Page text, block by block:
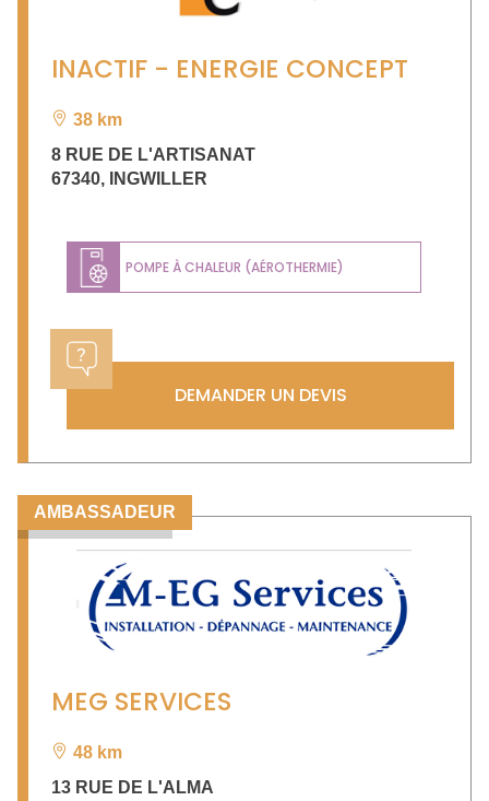
INACTIF - ENERGIE CONCEPT
38 km
8 RUE DE L'ARTISANAT
67340, INGWILLER
POMPE À CHALEUR (AÉROTHERMIE)
DEMANDER UN DEVIS
AMBASSADEUR
MEG SERVICES
48 km
13 RUE DE L'ALMA